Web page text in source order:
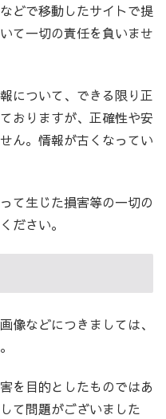
どで移動したサイトで提
て一切の責任を負いませ
について、できる限り正
おりますが、正確性や安
ん。情報が古くなってい
て生じた損害等の一切の
ださい。
像などにつきましては、
を目的としたものではあ
て問題がございました